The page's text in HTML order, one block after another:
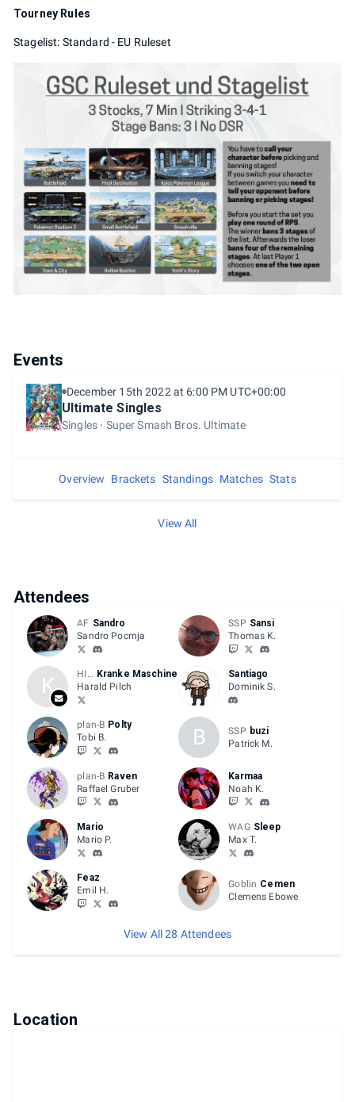
Tourney Rules
Stagelist: Standard - EU Ruleset
Events
December 15th 2022 at 6:00 PM UTC+00:00
Ultimate Singles
Singles Super Smash Bros. Ultimate
Overview Brackets Standings Matches Stats
View All
Attendees
AF Sandro
Sandro Pocrnja
SSP Sansi
Thomas K.
K HIVE Kranke Maschine
Harald Pilch
Santiago
Dominik S.
plan-B Polty
Tobi B.
B SSP buzi
Patrick M.
plan-B Raven
Raffael Gruber
Karmaa
Noah K.
Mario
Mario P.
WAG Sleep
Max T.
Feaz
Emil H.
Goblin Cemen
Clemens Ebowe
View All 28 Attendees
Location